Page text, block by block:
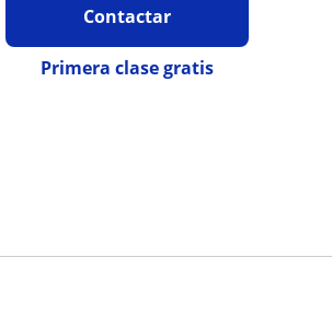
Contactar
Primera clase gratis